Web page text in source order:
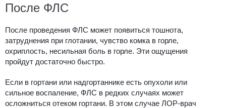
После ФЛС
После проведения ФЛС может появиться тошнота,
затруднения при глотании, чувство комка в горле,
охриплость, несильная боль в горле. Эти ощущения
пройдут достаточно быстро.
Если в гортани или надгортаннике есть опухоли или
сильное воспаление, ФЛС в редких случаях может
осложниться отеком гортани. В этом случае ЛОР-врач